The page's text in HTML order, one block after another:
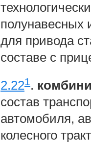
полунавесных
для привода
составе с
2.221.
состав
автомобиля,
колесного